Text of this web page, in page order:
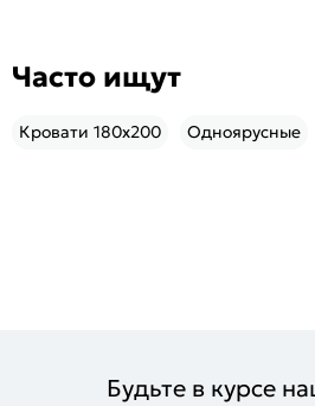
Часто ищут
Кровати 180x200 Одноярусные
Будьте в курсе